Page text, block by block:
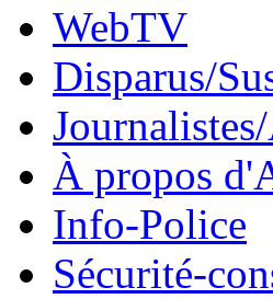
WebTV
Disparus/
À propos
Info-Police
Sécurité-